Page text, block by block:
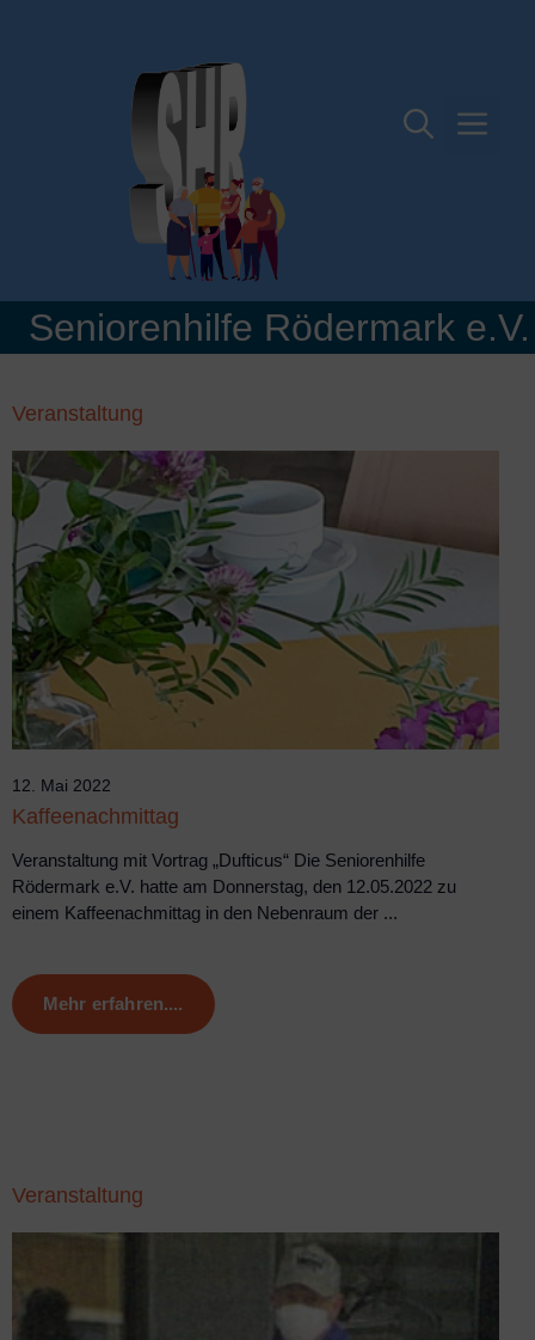
Seniorenhilfe Rödermark e.V.
Veranstaltung
12. Mai 2022
Kaffeenachmittag
Veranstaltung mit Vortrag „Dufticus“ Die Seniorenhilfe
Rödermark e.V. hatte am Donnerstag, den 12.05.2022 zu
einem Kaffeenachmittag in den Nebenraum der ...
Mehr erfahren....
Veranstaltung